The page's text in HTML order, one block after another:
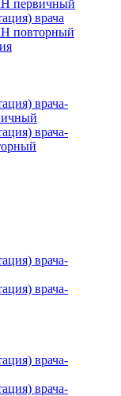
первичный
врача
повторный
врача-
врача-
врача-
врача-
врача-
врача-